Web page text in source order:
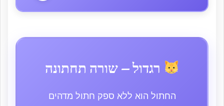
לקחת אותם החוצה ברתמה או לבנות להם מרפסת
רגדול – שורה תחתונה
החתול הוא ללא ספק חתול מדהים